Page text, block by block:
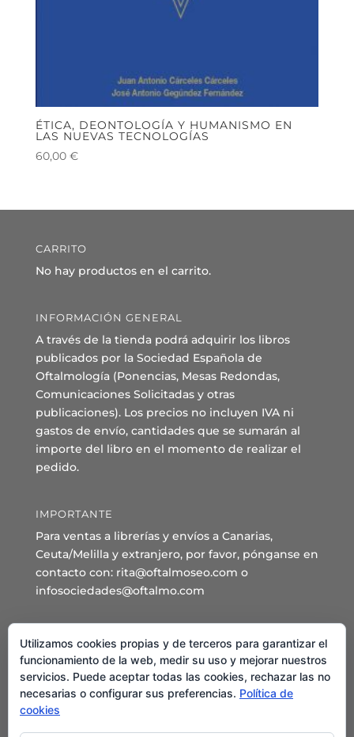
ÉTICA, DEONTOLOGÍA Y HUMANISMO EN
LAS NUEVAS TECNOLOGÍAS
60,00 €
CARRITO
No hay productos en el carrito.
INFORMACIÓN GENERAL
A través de la tienda podrá adquirir los libros
publicados por la Sociedad Española de
Oftalmología (Ponencias, Mesas Redondas,
Comunicaciones Solicitadas y otras
publicaciones). Los precios no incluyen IVA ni
gastos de envío, cantidades que se sumarán al
importe del libro en el momento de realizar el
pedido.
IMPORTANTE
Para ventas a librerías y envíos a Canarias,
Ceuta/Melilla y extranjero, por favor, pónganse en
contacto con: rita@oftalmoseo.com o
infosociedades@oftalmo.com
Sede Administrativa y Secretaría General
C/ Arcipreste de Hita 14 – 1º Derecha.
28015 – Madrid
Teléfono: 91 544 80 35 - 91 544 58 79
Mail:
Utilizamos cookies propias y de terceros para garantizar el
funcionamiento de la web, medir su uso y mejorar nuestros
servicios. Puede aceptar todas las cookies, rechazar las no
necesarias o configurar sus preferencias. Política de
cookies